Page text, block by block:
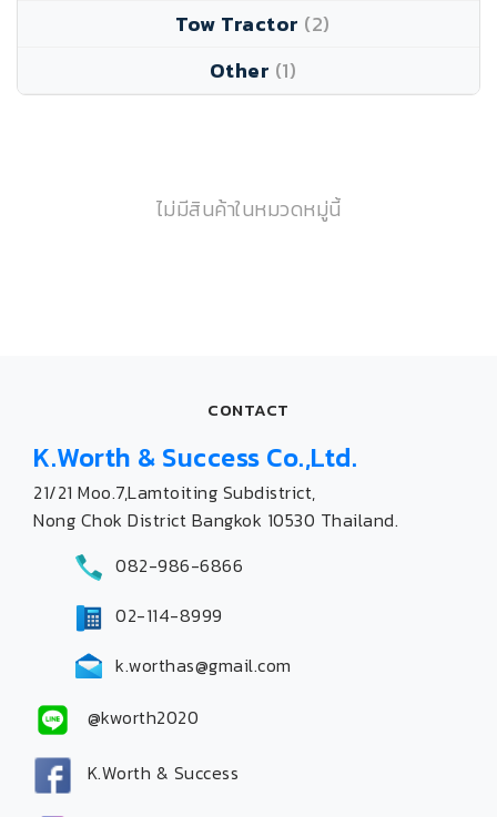
Tow Tractor (2)
Other (1)
ไม่มีสินค้าในหมวดหมู่นี้
CONTACT
K.Worth & Success Co.,Ltd.
21/21 Moo.7,Lamtoiting Subdistrict,
Nong Chok District Bangkok 10530 Thailand.
082-986-6866
02-114-8999
k.worthas@gmail.com
@kworth2020
K.Worth & Success